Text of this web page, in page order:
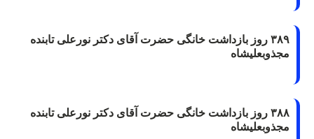
۳۸۹ روز بازداشت خانگی حضرت آقای دکتر نورعلی تابنده
مجذوبعلیشاه
۳۸۸ روز بازداشت خانگی حضرت آقای دکتر نورعلی تابنده
مجذوبعلیشاه